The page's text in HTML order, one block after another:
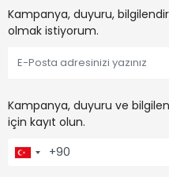
Kampanya, duyuru,
olmak istiyorum.
Kampanya, duyuru ve
için kayıt olun.